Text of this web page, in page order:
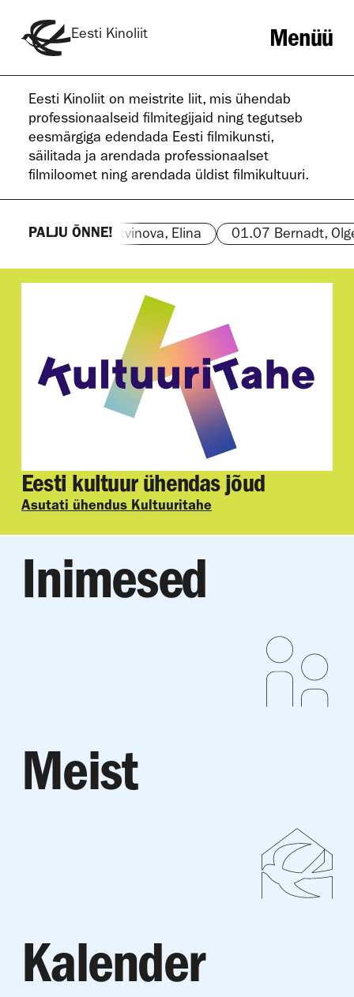
Eesti Kinoliit Menüü
Eesti Kinoliit on meistrite liit, mis ühendab
professionaalseid filmitegijaid ning tegutseb
eesmärgiga edendada Eesti filmikunsti,
säilitada ja arendada professionaalset
filmiloomet ning arendada üldist filmikultuuri.
PALJU ÕNNE!
01.07 Litvinova,Elina 01.07 Bernadt,Olger
Eesti kultuur ühendas jõud
Asutati ühendus Kultuuritahe
Inimesed
Meist
Kalender